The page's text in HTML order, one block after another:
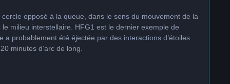
opposé à la queue, dans le sens du mouvement de la
le milieu interstellaire. HFG1 est le dernier exemple de
probablement été éjectée par des interactions d’étoiles
minutes d’arc de long.